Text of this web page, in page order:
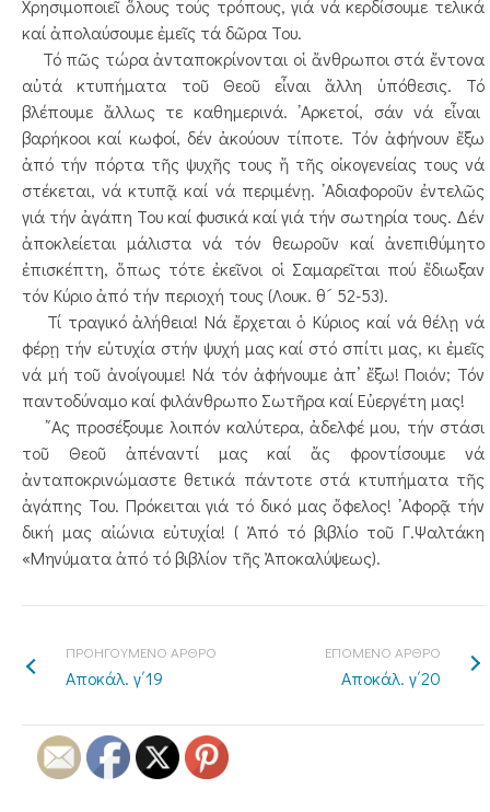
Χρησιμοποιεῖ ὅλους τούς τρόπους, γιά νά κερδίσουμε τελικά
καί ἀπολαύσουμε ἐμεῖς τά δῶρα Του.
Τό πῶς τώρα ἀνταποκρίνονται οἱ ἄνθρωποι στά ἔντονα
αὐτά κτυπήματα τοῦ Θεοῦ εἶναι ἄλλη ὑπόθεσις. Τό
βλέπουμε ἄλλως τε καθημερινά. ᾿Αρκετοί, σάν νά εἶναι
βαρήκοοι καί κωφοί, δέν ἀκούουν τίποτε. Τόν ἀφήνουν ἔξω
ἀπό τήν πόρτα τῆς ψυχῆς τους ἤ τῆς οἰκογενείας τους νά
στέκεται, νά κτυπᾷ καί νά περιμένῃ. ᾿Αδιαφοροῦν ἐντελῶς
γιά τήν ἀγάπη Του καί φυσικά καί γιά τήν σωτηρία τους. Δέν
ἀποκλείεται μάλιστα νά τόν θεωροῦν καί ἀνεπιθύμητο
ἐπισκέπτη, ὅπως τότε ἐκεῖνοι οἱ Σαμαρεῖται πού ἔδιωξαν
τόν Κύριο ἀπό τήν περιοχή τους (Λουκ. θ´ 52-53).
Τί τραγικό ἀλήθεια! Νά ἔρχεται ὁ Κύριος καί νά θέλῃ νά
φέρῃ τήν εὐτυχία στήν ψυχή μας καί στό σπίτι μας, κι ἐμεῖς
νά μή τοῦ ἀνοίγουμε! Νά τόν ἀφήνουμε ἀπ’ ἔξω! Ποιόν; Τόν
παντοδύναμο καί φιλάνθρωπο Σωτῆρα καί Εὐεργέτη μας!
῎Ας προσέξουμε λοιπόν καλύτερα, ἀδελφέ μου, τήν στάσι
τοῦ Θεοῦ ἀπέναντί μας καί ἄς φροντίσουμε νά
ἀνταποκρινώμαστε θετικά πάντοτε στά κτυπήματα τῆς
ἀγάπης Του. Πρόκειται γιά τό δικό μας ὄφελος! ᾿Αφορᾷ τήν
δική μας αἰώνια εὐτυχία! ( Ἀπό τό βιβλίο τοῦ Γ.Ψαλτάκη
«Μηνύματα ἀπό τό βιβλίον τῆς Ἀποκαλύψεως).
ΠΡΟΗΓΟΥΜΕΝΟ ΑΡΘΡΟ
Αποκάλ. γ΄19
ΕΠΟΜΕΝΟ ΑΡΘΡΟ
Αποκάλ. γ΄20